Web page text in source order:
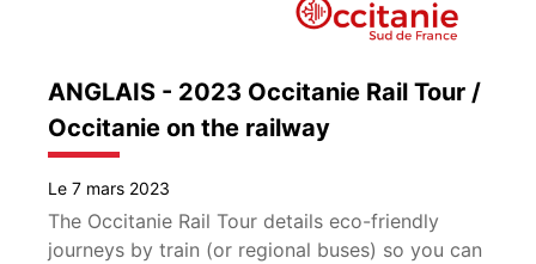
ANGLAIS - 2023 Occitanie Rail Tour /
Occitanie on the railway
Le 7 mars 2023
The Occitanie Rail Tour details eco-friendly
journeys by train (or regional buses) so you can